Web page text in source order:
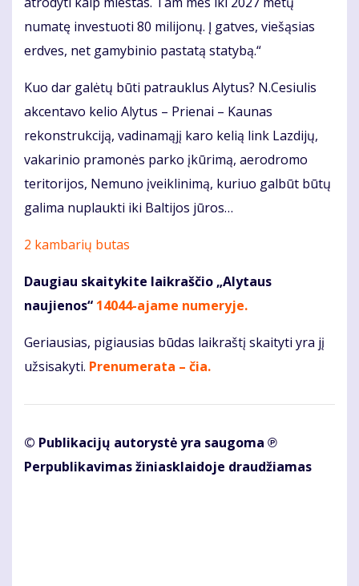
numatę investuoti 80 milijonų. Į gatves, viešąsias
erdves, net gamybinio pastatą statybą.“
Kuo dar galėtų būti patrauklus Alytus? N.Cesiulis
akcentavo kelio Alytus – Prienai – Kaunas
rekonstrukciją, vadinamąjį karo kelią link Lazdijų,
vakarinio pramonės parko įkūrimą, aerodromo
teritorijos, Nemuno įveiklinimą, kuriuo galbūt būtų
galima nuplaukti iki Baltijos jūros…
2 kambarių butas
Daugiau skaitykite laikraščio „Alytaus
naujienos“ 14044-ajame numeryje.
Geriausias, pigiausias būdas laikraštį skaityti yra jį
užsisakyti. Prenumerata – čia.
© Publikacijų autorystė yra saugoma ℗
Perpublikavimas žiniasklaidoje draudžiamas